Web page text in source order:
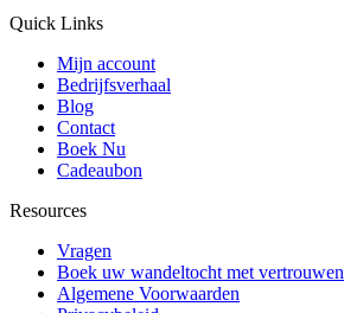
Quick Links
Mijn account
Bedrijfsverhaal
Blog
Contact
Boek Nu
Cadeaubon
Resources
Vragen
Boek uw wandeltocht met vertrouwen
Algemene Voorwaarden